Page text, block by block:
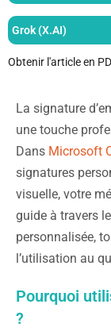
Grok (X.AI)
Obtenir l'article en
La signature
une touche
Dans Microsoft
signatures
visuelle, votre
guide à travers
personnalisée,
l’utilisation au
Pourquoi
?